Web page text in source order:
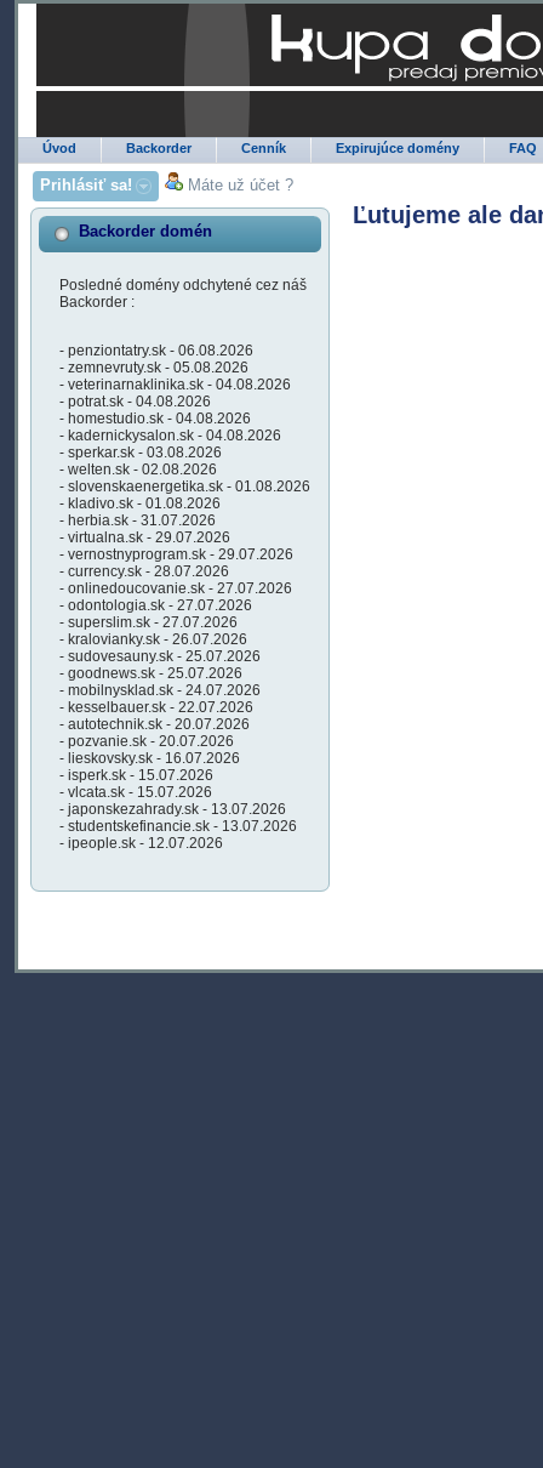
Úvod Backorder Cenník Expirujúce domény FAQ
Prihlásiť sa! Máte už účet ?
Backorder domén
Posledné domény odchytené cez náš
Backorder :
- penziontatry.sk - 06.08.2026
- zemnevruty.sk - 05.08.2026
- veterinarnaklinika.sk - 04.08.2026
- potrat.sk - 04.08.2026
- homestudio.sk - 04.08.2026
- kadernickysalon.sk - 04.08.2026
- sperkar.sk - 03.08.2026
- welten.sk - 02.08.2026
- slovenskaenergetika.sk - 01.08.2026
- kladivo.sk - 01.08.2026
- herbia.sk - 31.07.2026
- virtualna.sk - 29.07.2026
- vernostnyprogram.sk - 29.07.2026
- currency.sk - 28.07.2026
- onlinedoucovanie.sk - 27.07.2026
- odontologia.sk - 27.07.2026
- superslim.sk - 27.07.2026
- kralovianky.sk - 26.07.2026
- sudovesauny.sk - 25.07.2026
- goodnews.sk - 25.07.2026
- mobilnysklad.sk - 24.07.2026
- kesselbauer.sk - 22.07.2026
- autotechnik.sk - 20.07.2026
- pozvanie.sk - 20.07.2026
- lieskovsky.sk - 16.07.2026
- isperk.sk - 15.07.2026
- vlcata.sk - 15.07.2026
- japonskezahrady.sk - 13.07.2026
- studentskefinancie.sk - 13.07.2026
- ipeople.sk - 12.07.2026
Ľutujeme ale